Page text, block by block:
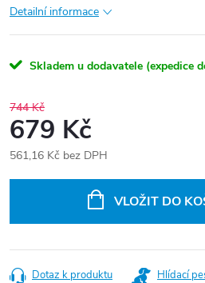
Detailní informace
Skladem u dodavatele (expedice
744 Kč
679 Kč
561,16 Kč bez DPH
VLOŽIT DO
Dotaz k produktu Hlídací